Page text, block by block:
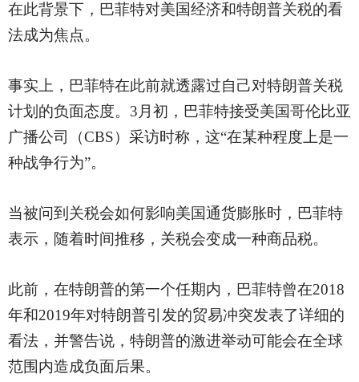
在此背景下，巴菲特对美国经济和特朗普关税的看
法成为焦点。
事实上，巴菲特在此前就透露过自己对特朗普关税
计划的负面态度。 3月初，巴菲特接受美国哥伦比亚
广播公司（CBS）采访时称，这“在某种程度上是一
种战争行为”。
当被问到关税会如何影响美国通货膨胀时，巴菲特
表示，随着时间推移，关税会变成一种商品税。
此前，在特朗普的第一个任期内，巴菲特曾在2018
年和2019年对特朗普引发的贸易冲突发表了详细的
看法，并警告说，特朗普的激进举动可能会在全球
范围内造成负面后果。